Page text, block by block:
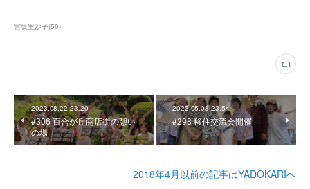
宮坂里沙子(50)
2023.08.22 23:20
#306 百合が丘商店街の憩い
の場
2023.05.08 23:54
#298 移住交流会開催
2018年4月以前の記事はYADOKARIへ